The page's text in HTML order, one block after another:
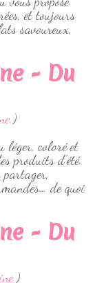
et toujours
savoureux,
- Du
)
léger, coloré et
produits d’été.
partager,
de quoi
- Du
)